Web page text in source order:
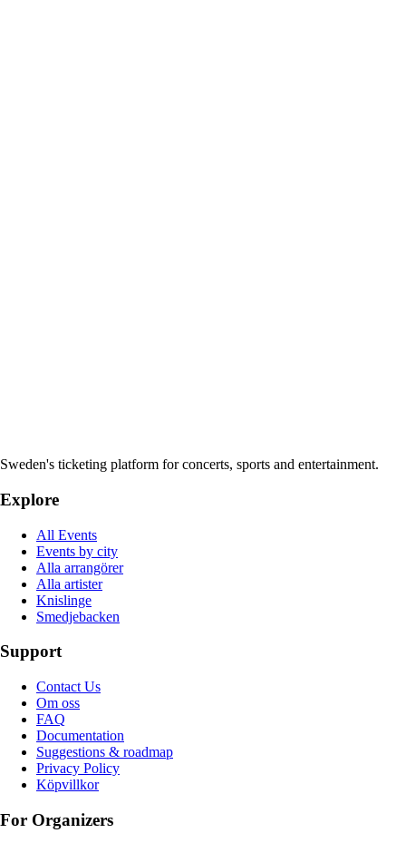
Sweden's ticketing platform for concerts, sports and entertainment.
Explore
All Events
Events by city
Alla arrangörer
Alla artister
Knislinge
Smedjebacken
Support
Contact Us
Om oss
FAQ
Documentation
Suggestions & roadmap
Privacy Policy
Köpvillkor
For Organizers